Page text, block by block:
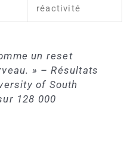
réactivité
un reset
» – Résultats
of South
128 000